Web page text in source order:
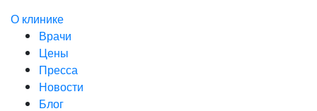
О клинике
Врачи
Цены
Пресса
Новости
Блог